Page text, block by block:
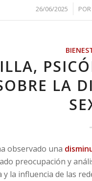
26/06/2025
/ POR
LA
observado una
preocupación y
la influencia de las